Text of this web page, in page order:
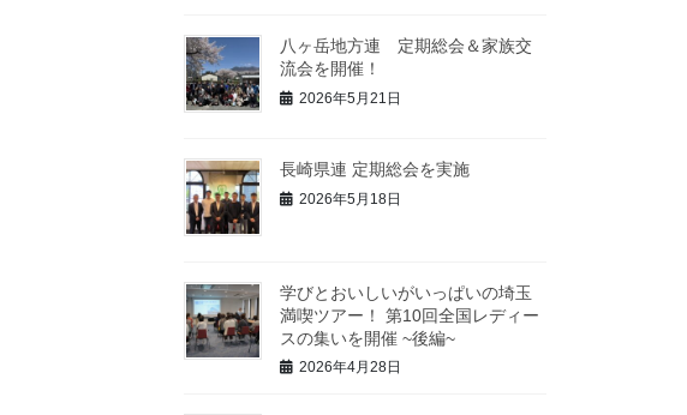
八ヶ岳地方連 定期総会＆家族交
流会を開催！
2026年5月21日
長崎県連 定期総会を実施
2026年5月18日
学びとおいしいがいっぱいの埼玉
満喫ツアー！ 第10回全国レディー
スの集いを開催 ~後編~
2026年4月28日